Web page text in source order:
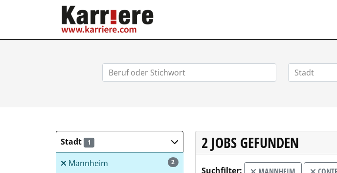
Stadt 1
2
Mannheim
2 JOBS GEFUNDEN
Suchfilter: